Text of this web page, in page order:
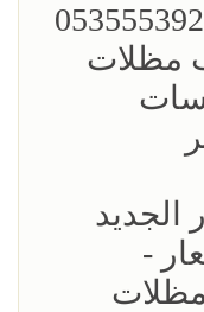
والسواتر - 0535553929
مظلات
الجديد
-
مظلات